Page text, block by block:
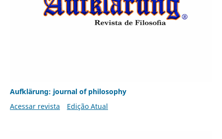
Aufklärung: journal of philosophy
Acessar revista
Edição Atual